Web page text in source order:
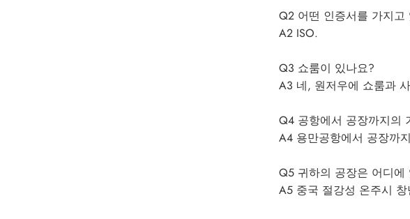
Q2 어떤 인증서를 가지고
A2 ISO.
Q3 쇼룸이 있나요?
A3 네, 원저우에 쇼룸과
Q4 공항에서 공장까지의
A4 용만공항에서 공장까
Q5 귀하의 공장은 어디에
A5 중국 절강성 온주시